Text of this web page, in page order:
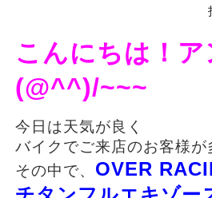
こんにちは！ア
(@^^)/~~~
今日は天気が良く
バイクでご来店のお客様が
その中で、 OVER